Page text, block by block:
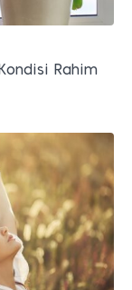
Rahim